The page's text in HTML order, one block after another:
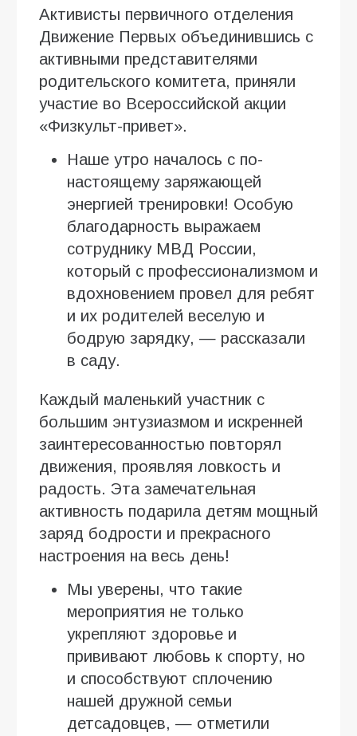
Активисты первичного отделения
Движение Первых объединившись с
активными представителями
родительского комитета, приняли
участие во Всероссийской акции
«Физкульт-привет».
Наше утро началось с по-
настоящему заряжающей
энергией тренировки! Особую
благодарность выражаем
сотруднику МВД России,
который с профессионализмом и
вдохновением провел для ребят
и их родителей веселую и
бодрую зарядку, — рассказали
в саду.
Каждый маленький участник с
большим энтузиазмом и искренней
заинтересованностью повторял
движения, проявляя ловкость и
радость. Эта замечательная
активность подарила детям мощный
заряд бодрости и прекрасного
настроения на весь день!
Мы уверены, что такие
мероприятия не только
укрепляют здоровье и
прививают любовь к спорту, но
и способствуют сплочению
нашей дружной семьи
детсадовцев, — отметили